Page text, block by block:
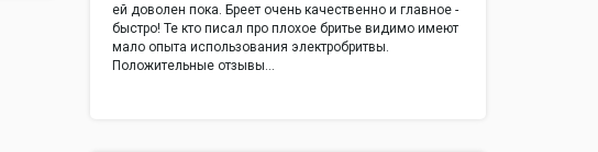
ей доволен пока. Бреет очень качественно и главное -
быстро! Те кто писал про плохое бритье видимо имеют
мало опыта использования электробритвы.
Положительные отзывы…